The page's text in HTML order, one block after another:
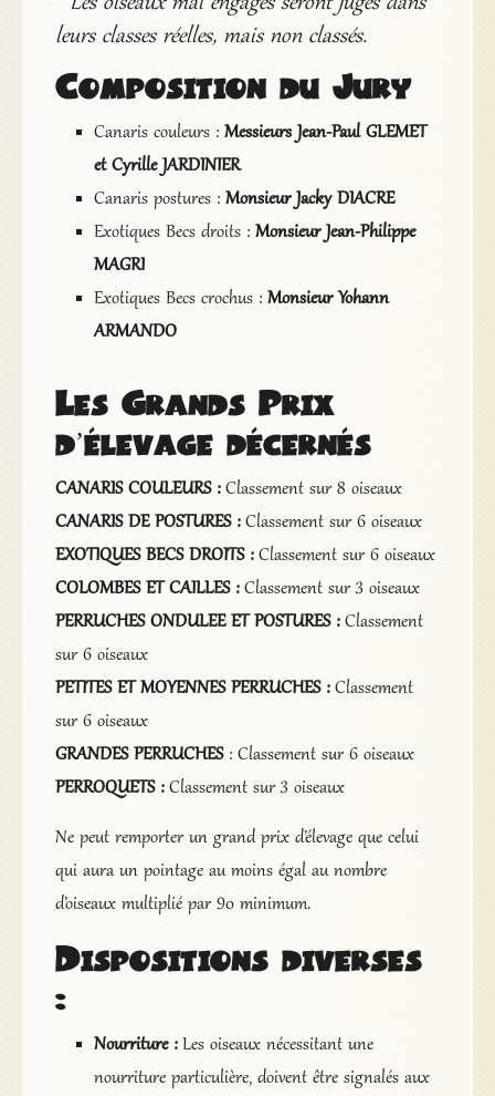
leurs classes réelles, mais non classés.
Composition du Jury
Canaris couleurs : Messieurs Jean-Paul GLEMET
et Cyrille JARDINIER
Canaris postures : Monsieur Jacky DIACRE
Exotiques Becs droits : Monsieur Jean-Philippe
MAGRI
Exotiques Becs crochus : Monsieur Yohann
ARMANDO
Les Grands Prix
d’élevage décernés
CANARIS COULEURS :Classement sur 8 oiseaux
CANARIS DE POSTURES :Classement sur 6 oiseaux
EXOTIQUES BECS DROITS :Classement sur 6 oiseaux
COLOMBES ET CAILLES :Classement sur 3 oiseaux
PERRUCHES ONDULEE ET POSTURES :Classement
sur 6 oiseaux
PETITES ET MOYENNES PERRUCHES :Classement
sur 6 oiseaux
GRANDES PERRUCHES: Classement sur 6 oiseaux
PERROQUETS :Classement sur 3 oiseaux
Ne peut remporter un grand prix d’élevage que celui
qui aura un pointage au moins égal au nombre
d’oiseaux multiplié par 90 minimum.
Dispositions diverses
:
Nourriture :Les oiseaux nécessitant une
nourriture particulière, doivent être signalés aux